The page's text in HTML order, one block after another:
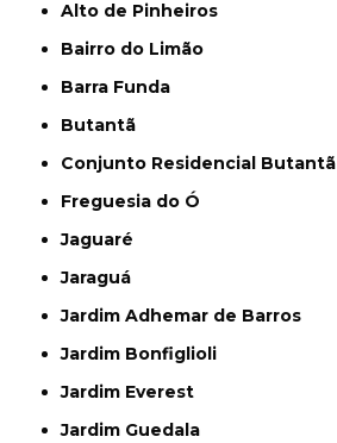
Alto de Pinheiros
Bairro do Limão
Barra Funda
Butantã
Conjunto Residencial Butantã
Freguesia do Ó
Jaguaré
Jaraguá
Jardim Adhemar de Barros
Jardim Bonfiglioli
Jardim Everest
Jardim Guedala